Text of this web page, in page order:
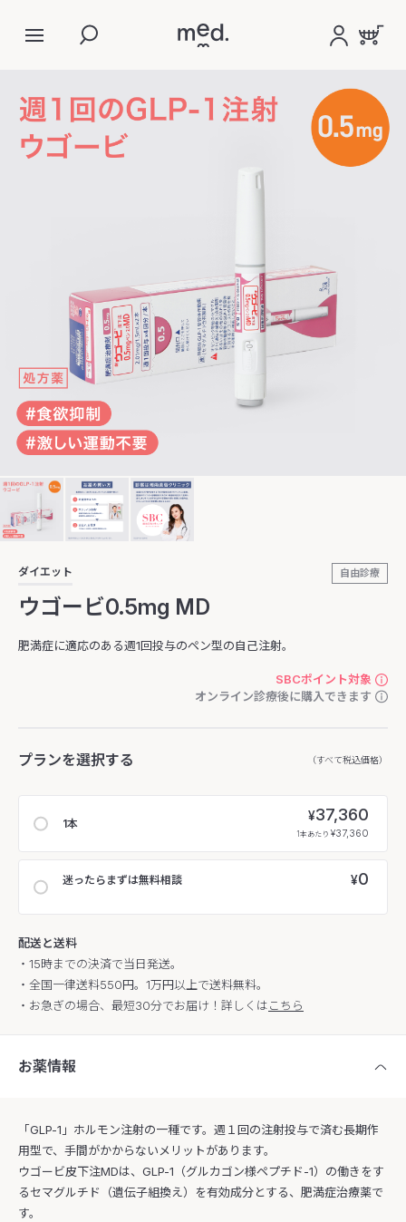
自由診療
ダイエット
ウゴービ0.5mg MD
肥満症に適応のある週1回投与のペン型の自己注射。
SBCポイント対象
オンライン診療後に購入できます
プランを選択する （すべて税込価格）
1本
¥37,360
1本あたり ¥37,360
迷ったらまずは無料相談 ¥0
配送と送料
・15時までの決済で当日発送。
・全国一律送料550円。1万円以上で送料無料。
・お急ぎの場合、最短30分でお届け！詳しくはこちら
お薬情報
「GLP-1」ホルモン注射の一種です。週１回の注射投与で済む長期作
用型で、手間がかからないメリットがあります。
ウゴービ皮下注MDは、GLP-1（グルカゴン様ペプチド-1）の働きをす
るセマグルチド（遺伝子組換え）を有効成分とする、肥満症治療薬で
す。